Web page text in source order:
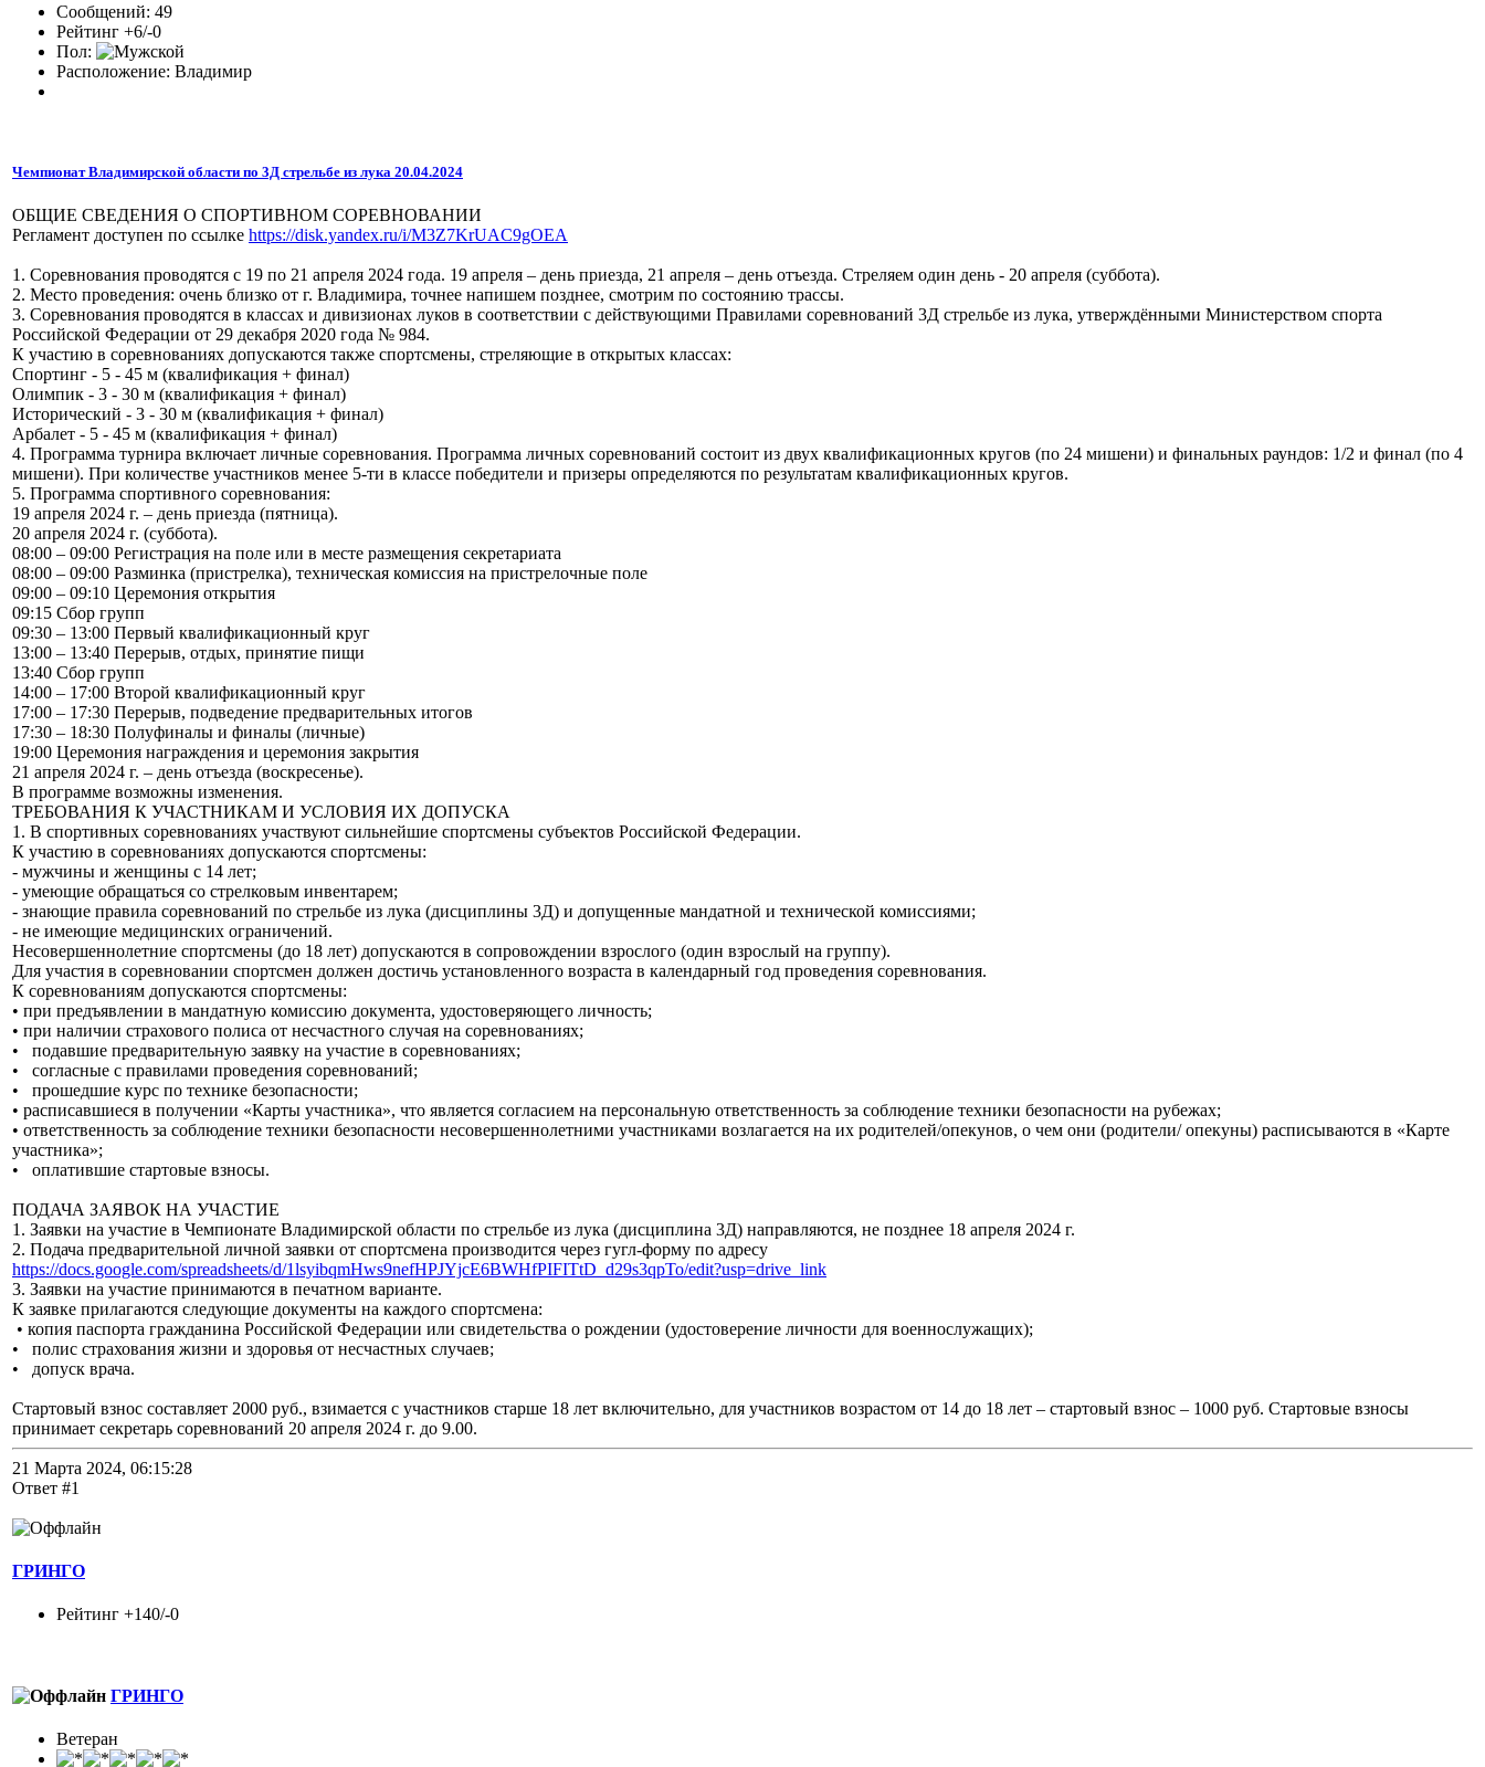
Сообщений: 49
Рейтинг +6/-0
Пол:
Расположение: Владимир
Чемпионат Владимирской области по 3Д стрельбе из лука 20.04.2024
ОБЩИЕ СВЕДЕНИЯ О СПОРТИВНОМ СОРЕВНОВАНИИ
Регламент доступен по ссылке https://disk.yandex.ru/i/M3Z7KrUAC9gOEA
1. Соревнования проводятся с 19 по 21 апреля 2024 года. 19 апреля – день приезда, 21 апреля – день отъезда. Стреляем один день - 20 апреля (суббота).
2. Место проведения: очень близко от г. Владимира, точнее напишем позднее, смотрим по состоянию трассы.
3. Соревнования проводятся в классах и дивизионах луков в соответствии с действующими Правилами соревнований 3Д стрельбе из лука, утверждёнными Министерством спорта
Российской Федерации от 29 декабря 2020 года № 984.
К участию в соревнованиях допускаются также спортсмены, стреляющие в открытых классах:
Спортинг - 5 - 45 м (квалификация + финал)
Олимпик - 3 - 30 м (квалификация + финал)
Исторический - 3 - 30 м (квалификация + финал)
Арбалет - 5 - 45 м (квалификация + финал)
4. Программа турнира включает личные соревнования. Программа личных соревнований состоит из двух квалификационных кругов (по 24 мишени) и финальных раундов: 1/2 и финал (по 4
мишени). При количестве участников менее 5-ти в классе победители и призеры определяются по результатам квалификационных кругов.
5. Программа спортивного соревнования:
19 апреля 2024 г. – день приезда (пятница).
20 апреля 2024 г. (суббота).
08:00 – 09:00 Регистрация на поле или в месте размещения секретариата
08:00 – 09:00 Разминка (пристрелка), техническая комиссия на пристрелочные поле
09:00 – 09:10 Церемония открытия
09:15 Сбор групп
09:30 – 13:00 Первый квалификационный круг
13:00 – 13:40 Перерыв, отдых, принятие пищи
13:40 Сбор групп
14:00 – 17:00 Второй квалификационный круг
17:00 – 17:30 Перерыв, подведение предварительных итогов
17:30 – 18:30 Полуфиналы и финалы (личные)
19:00 Церемония награждения и церемония закрытия
21 апреля 2024 г. – день отъезда (воскресенье).
В программе возможны изменения.
ТРЕБОВАНИЯ К УЧАСТНИКАМ И УСЛОВИЯ ИХ ДОПУСКА
1. В спортивных соревнованиях участвуют сильнейшие спортсмены субъектов Российской Федерации.
К участию в соревнованиях допускаются спортсмены:
- мужчины и женщины с 14 лет;
- умеющие обращаться со стрелковым инвентарем;
- знающие правила соревнований по стрельбе из лука (дисциплины 3Д) и допущенные мандатной и технической комиссиями;
- не имеющие медицинских ограничений.
Несовершеннолетние спортсмены (до 18 лет) допускаются в сопровождении взрослого (один взрослый на группу).
Для участия в соревновании спортсмен должен достичь установленного возраста в календарный год проведения соревнования.
К соревнованиям допускаются спортсмены:
• при предъявлении в мандатную комиссию документа, удостоверяющего личность;
• при наличии страхового полиса от несчастного случая на соревнованиях;
• подавшие предварительную заявку на участие в соревнованиях;
• согласные с правилами проведения соревнований;
• прошедшие курс по технике безопасности;
• расписавшиеся в получении «Карты участника», что является согласием на персональную ответственность за соблюдение техники безопасности на рубежах;
• ответственность за соблюдение техники безопасности несовершеннолетними участниками возлагается на их родителей/опекунов, о чем они (родители/ опекуны) расписываются в «Карте
участника»;
• оплатившие стартовые взносы.
ПОДАЧА ЗАЯВОК НА УЧАСТИЕ
1. Заявки на участие в Чемпионате Владимирской области по стрельбе из лука (дисциплина 3Д) направляются, не позднее 18 апреля 2024 г.
2. Подача предварительной личной заявки от спортсмена производится через гугл-форму по адресу
https://docs.google.com/spreadsheets/d/1lsyibqmHws9nefHPJYjcE6BWHfPIFITtD_d29s3qpTo/edit?usp=drive_link
3. Заявки на участие принимаются в печатном варианте.
К заявке прилагаются следующие документы на каждого спортсмена:
• копия паспорта гражданина Российской Федерации или свидетельства о рождении (удостоверение личности для военнослужащих);
• полис страхования жизни и здоровья от несчастных случаев;
• допуск врача.
Стартовый взнос составляет 2000 руб., взимается с участников старше 18 лет включительно, для участников возрастом от 14 до 18 лет – стартовый взнос – 1000 руб. Стартовые взносы
принимает секретарь соревнований 20 апреля 2024 г. до 9.00.
21 Марта 2024, 06:15:28
Ответ #1
ГРИНГО
Рейтинг +140/-0
ГРИНГО
Ветеран